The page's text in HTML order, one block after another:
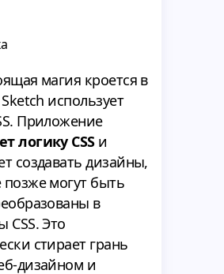
магия кроется в
использует
Приложение
логику CSSи
создавать дизайны,
могут быть
в
CSS. Это
стирает грань
дизайном и